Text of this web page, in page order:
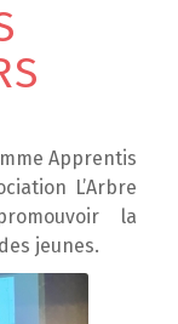
Apprentis
L’Arbre
la
jeunes.